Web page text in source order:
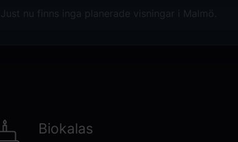
I rollerna ser vi Nicholas Galitzine,
nu finns inga planerade visningar i Malmö.
Biokalas